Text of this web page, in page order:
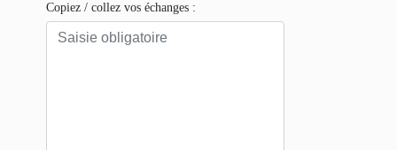
Copiez / collez vos échanges :